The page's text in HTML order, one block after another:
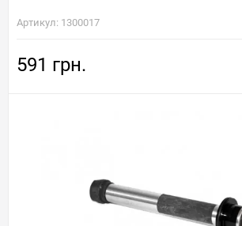
Артикул: 1300017
591 грн.